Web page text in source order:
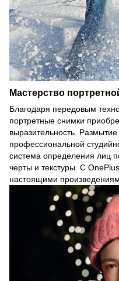
Мастерство
Благодаря передовым
портретные снимки
выразительность.
профессиональной
система определения лиц
черты и текстуры. С
настоящими